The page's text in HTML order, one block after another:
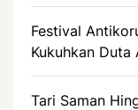
Festival
Kukuhkan Duta
Tari Saman